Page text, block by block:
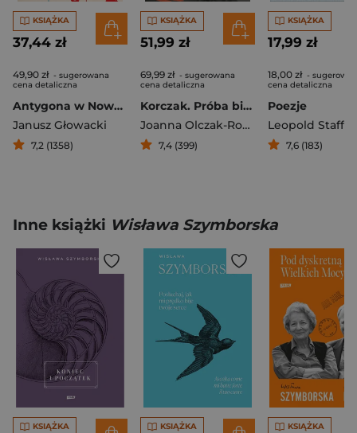
KSIĄŻKA
37,44 zł
49,90 zł - sugerowana
cena detaliczna
Antygona w Nowym Jorku
Janusz Głowacki
7,2 (1358)
KSIĄŻKA
51,99 zł
69,99 zł - sugerowana
cena detaliczna
Korczak. Próba biografii
Joanna Olczak-Ronikier
7,4 (399)
KSIĄŻKA
17,99 zł
18,00 zł -
cena detaliczna
Poezje
Leopold Staff
7,6 (183)
Inne książki Wisława Szymborska
KSIĄŻKA KSIĄŻKA KSIĄŻKA